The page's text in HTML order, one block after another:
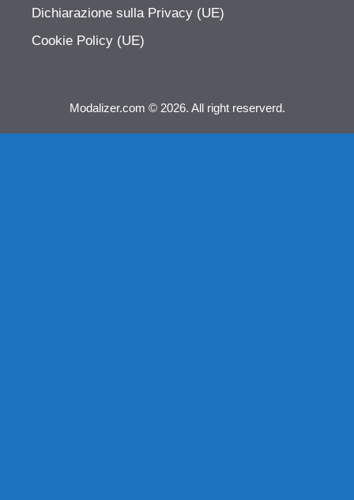
Dichiarazione sulla Privacy (UE)
Cookie Policy (UE)
Modalizer.com © 2026. All right reserverd.